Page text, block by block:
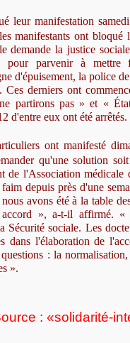
leur manifestation
manifestants ont bloqué
demande la justice
pour parvenir à mettre
d'épuisement, la police
derniers ont
partirons pas » et «
d'entre eux ont été arrêtés.
ont manifesté
qu'une solution
de l'Association médicale
depuis près d'une
avons été à la table
accord », a-t-il affirmé.
Sécurité sociale. Les
dans l'élaboration de
: la
».
: «solidarité-